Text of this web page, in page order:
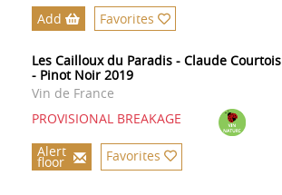
Add Favorites
Les Cailloux du Paradis - Claude Courtois
- Pinot Noir 2019
Vin de France
PROVISIONAL BREAKAGE
Alert
floor Favorites